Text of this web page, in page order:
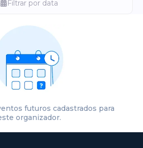
Filtrar por data
futuros cadastrados para
organizador.